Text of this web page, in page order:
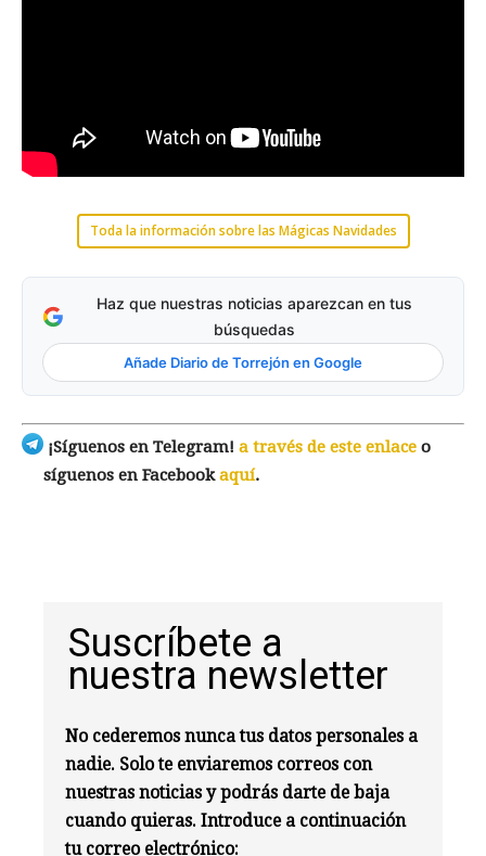
Toda la información sobre las Mágicas Navidades
Haz que nuestras noticias aparezcan en tus
búsquedas
Añade Diario de Torrejón en Google
¡Síguenos en Telegram! a través de este enlace o
síguenos en Facebookaquí.
Suscríbete a
nuestra newsletter
No cederemos nunca tus datos personales a
nadie. Solo te enviaremos correos con
nuestras noticias y podrás darte de baja
cuando quieras. Introduce a continuación
tu correo electrónico: